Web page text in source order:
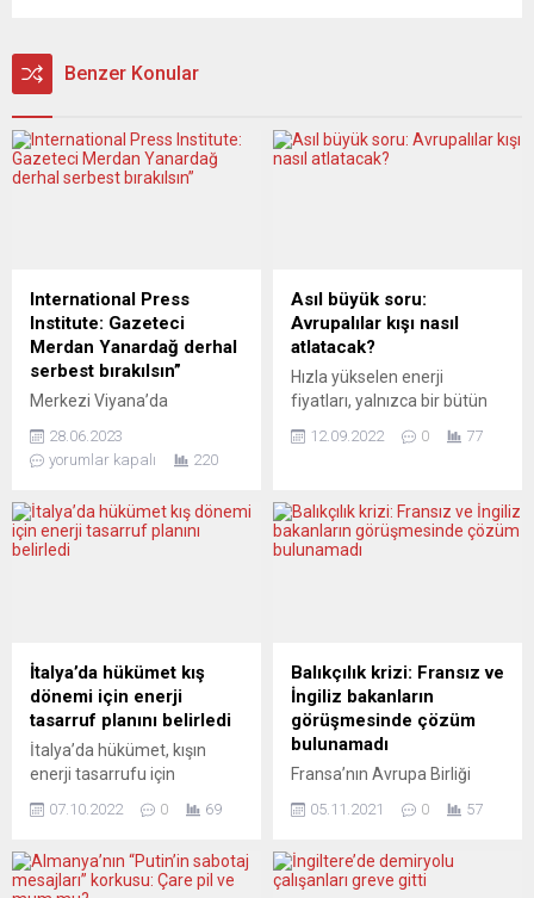
Benzer Konular
International Press
Institute: Gazeteci
Merdan Yanardağ derhal
serbest bırakılsın”
Merkezi Viyana’da
küresel basın cemiyeti
“International Press Institute
Yanardağ’ın derhal serbest
bırakılmasını talep
korunması ile gazetecilik
uygulamalarının
geliştirilmesine adanmış
küresel bir kuruluş. Kurum,
Ekim 1950’de Columbia
Üniversitesi’nde 15 ülkeden
34 editör tarafından kuruldu
28.06.2023
yorumlar kapalı
220
Asıl büyük soru:
Avrupalılar kışı nasıl
atlatacak?
Hızla yükselen enerji
fiyatları, yalnızca bir bütün
etmiyor. Her bir üye devlet,
farklı tedbirler alıyor.
Özellikle de yaklaşmakta
KADAR RAHAT Diena, kışın
özellikle de Letonyalılar için
neden...
12.09.2022 0 77
İtalya’da hükümet kış
dönemi için enerji
tasarruf planını belirledi
İtalya’da hükümet, kışın
enerji tasarrufu için
tüketimi düzenleyen bir
enerji konularından sorumlu
Ekolojik Dönüşüm Bakanı
07.10.2022 0 69
Balıkçılık krizi: Fransız ve
İngiliz bakanların
görüşmesinde çözüm
bulunamadı
Fransa’nın Avrupa Birliği
Devlet Bakanı Clement
Bakanı David Frost arasında
Fransa’nın başkenti Paris’te
05.11.2021 0 57